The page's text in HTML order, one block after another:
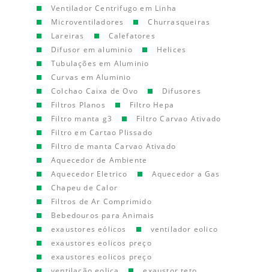
Ventilador Centrifugo em Linha
Microventiladores
Churrasqueiras
Lareiras
Calefatores
Difusor em aluminio
Helices
Tubulações em Aluminio
Curvas em Aluminio
Colchao Caixa de Ovo
Difusores
Filtros Planos
Filtro Hepa
Filtro manta g3
Filtro Carvao Ativado
Filtro em Cartao Plissado
Filtro de manta Carvao Ativado
Aquecedor de Ambiente
Aquecedor Eletrico
Aquecedor a Gas
Chapeu de Calor
Filtros de Ar Comprimido
Bebedouros para Animais
exaustores eólicos
ventilador eolico
exaustores eolicos preço
exaustores eolicos preço